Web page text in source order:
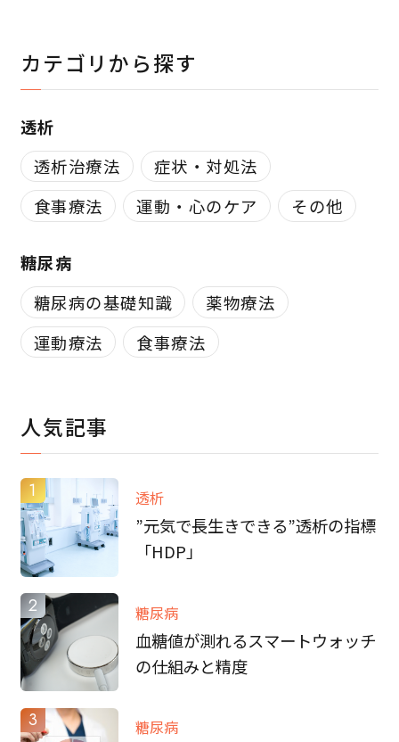
カテゴリから探す
透析
透析治療法
症状・対処法
食事療法
運動・心のケア その他
糖尿病
糖尿病の基礎知識
薬物療法
運動療法
食事療法
人気記事
1 透析
”元気で長生きできる”透析の指標
「HDP」
2 糖尿病
血糖値が測れるスマートウォッチ
の仕組みと精度
3 糖尿病